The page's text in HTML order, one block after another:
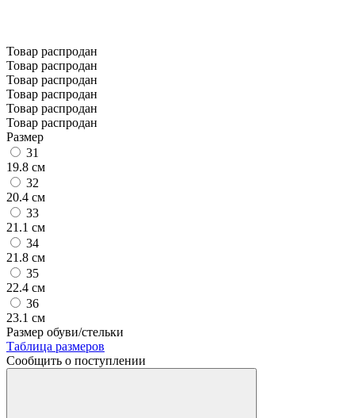
Товар распродан
Товар распродан
Товар распродан
Товар распродан
Товар распродан
Товар распродан
Размер
31
19.8 см
32
20.4 см
33
21.1 см
34
21.8 см
35
22.4 см
36
23.1 см
Размер обуви/стельки
Таблица размеров
Сообщить о поступлении